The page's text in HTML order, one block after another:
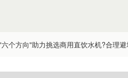
个方向"助力挑选商用直饮水机?合理